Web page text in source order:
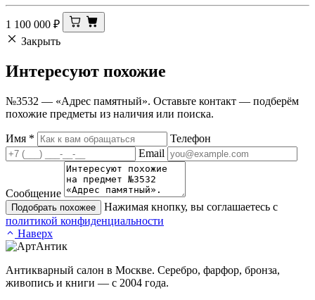
1 100 000 ₽
Закрыть
Интересуют похожие
№3532 — «Адрес памятный». Оставьте контакт — подберём
похожие предметы из наличия или поиска.
Имя *
Телефон
Email
Сообщение
Подобрать похожее
Нажимая кнопку, вы соглашаетесь с
политикой конфиденциальности
Наверх
Антикварный салон в Москве. Серебро, фарфор, бронза,
живопись и книги — с 2004 года.